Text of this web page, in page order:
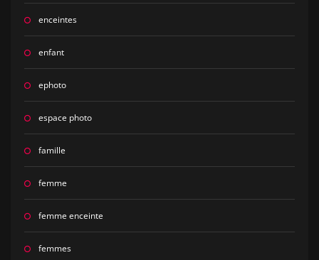
enceintes
enfant
ephoto
espace photo
famille
femme
femme enceinte
femmes